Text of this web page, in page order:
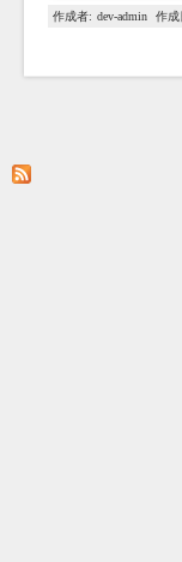
作成者: dev-admin 作成
ー